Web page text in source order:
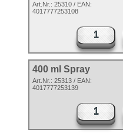
Art.Nr.: 25310 / EAN:
4017777253108
400 ml Spray
Art.Nr.: 25313 / EAN:
4017777253139